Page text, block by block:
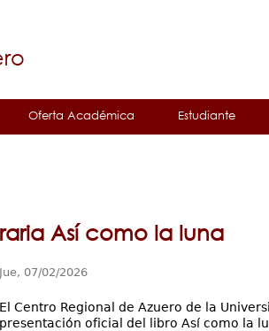
Oferta Académica Estudiante
Así como la luna
Jue, 07/02/2026
El Centro Regional de Azuero de la
presentación oficial del libro Así como la